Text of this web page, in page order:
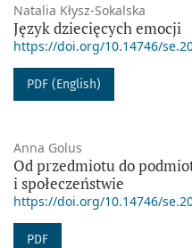
Natalia Kłysz-Sokalska
Język dziecięcych emocji
https://doi.org/10.14746/
PDF (English)
Anna Golus
Od przedmiotu do
i społeczeństwie
https://doi.org/10.14746/
PDF